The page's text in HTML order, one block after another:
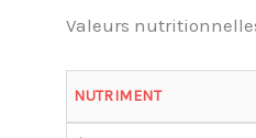
Valeurs
NUTRIMENT